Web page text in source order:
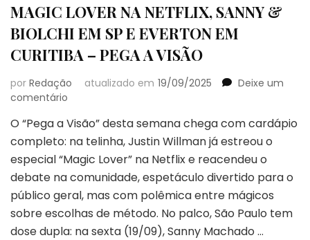
MAGIC LOVER NA NETFLIX, SANNY &
BIOLCHI EM SP E EVERTON EM
CURITIBA – PEGA A VISÃO
por Redação atualizado em 19/09/2025
Deixe um
comentário
LOVER
NA
NETFLIX,
SANNY
&
BIOLCHI
EM
SP
O “Pega a Visão” desta semana chega com cardápio
completo: na telinha, Justin Willman já estreou o
especial “Magic Lover” na Netflix e reacendeu o
debate na comunidade, espetáculo divertido para o
público geral, mas com polêmica entre mágicos
sobre escolhas de método. No palco, São Paulo tem
dose dupla: na sexta (19/09), Sanny Machado …